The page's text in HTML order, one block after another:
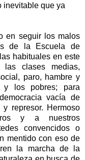
inevitable que ya
en seguir los malos
de la Escuela de
habituales en este
clases medias,
paro, hambre y
y los pobres; para
vacía de
represor. Hermoso
y a nuestros
convencidos o
mentido con eso de
la marcha de la